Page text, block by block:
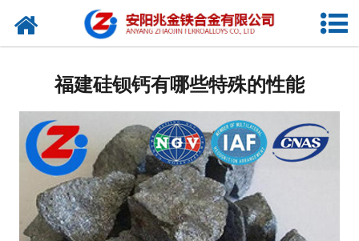
网站首页
产品中心
厂容厂貌
视频中心
福建硅钡钙有哪些特殊的性能